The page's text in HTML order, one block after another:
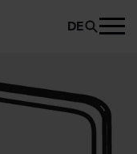
PRODUKT ANFRAGEN
DE